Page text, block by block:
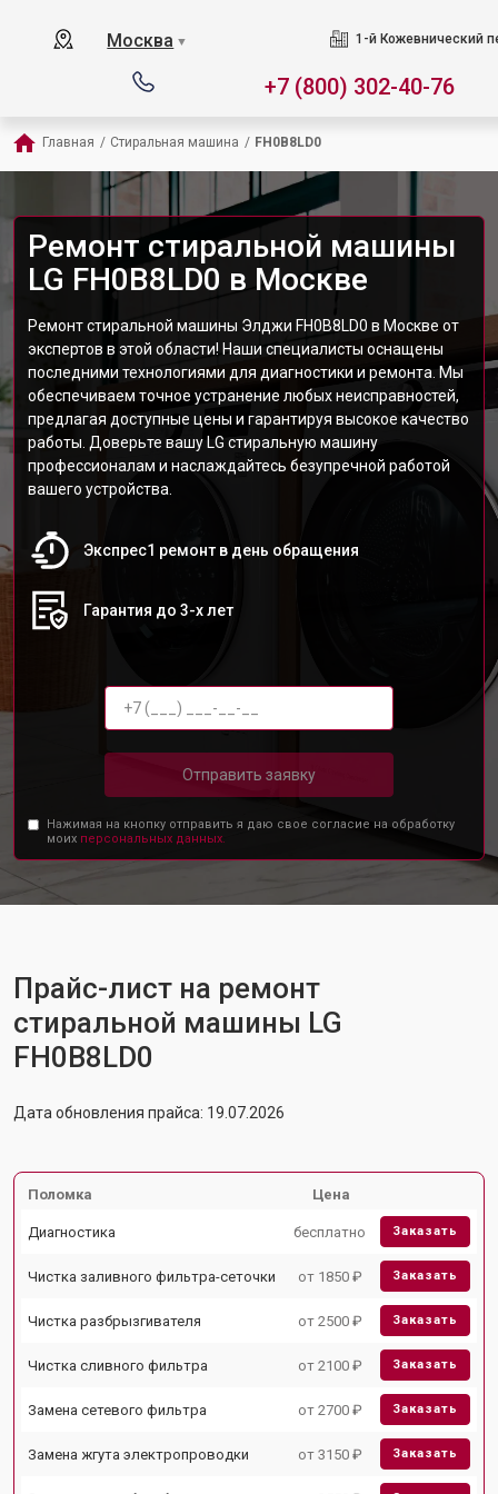
Москва ▼ 1-й Кожевнический
+7 (800) 302-40-76
Главная / Стиральная машина / FH0B8LD0
Ремонт стиральной машины
LG FH0B8LD0 в Москве
Ремонт стиральной машины Элджи FH0B8LD0 в Москве от
экспертов в этой области! Наши специалисты оснащены
последними технологиями для диагностики и ремонта. Мы
обеспечиваем точное устранение любых неисправностей,
предлагая доступные цены и гарантируя высокое качество
работы. Доверьте вашу LG стиральную машину
профессионалам и наслаждайтесь безупречной работой
вашего устройства.
Экспрес1 ремонт в день обращения
Гарантия до 3-х лет
Отправить заявку
Нажимая на кнопку отправить я даю свое согласие на обработку
моих персональных данных.
Прайс-лист на ремонт
стиральной машины LG
FH0B8LD0
Дата обновления прайса: 19.07.2026
Поломка Цена
Диагностика бесплатно Заказать
Чистка заливного фильтра-сеточки от 1850 ₽ Заказать
Чистка разбрызгивателя от 2500 ₽ Заказать
Чистка сливного фильтра от 2100 ₽ Заказать
Замена сетевого фильтра от 2700 ₽ Заказать
Замена жгута электропроводки от 3150 ₽ Заказать